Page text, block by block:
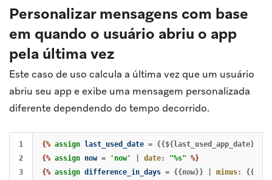
Personalizar mensagens com base
em quando o usuário abriu o app
pela última vez
Este caso de uso calcula a última vez que um usuário
abriu seu app e exibe uma mensagem personalizada
diferente dependendo do tempo decorrido.
1
2
3
{% assign last_used_date = {{${last_used_app_date}}}
{% assign now = 'now' date: "%s" %}
{% assign difference_in_days = {{now}} minus: